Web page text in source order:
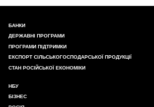
БАНКИ
ДЕРЖАВНІ ПРОГРАМИ
ПРОГРАМИ ПІДТРИМКИ
ЕКСПОРТ СІЛЬСЬКОГОСПОДАРСЬКОЇ ПРОДУКЦІЇ
СТАН РОСІЙСЬКОЇ ЕКОНОМІКИ
НБУ
БІЗНЕС